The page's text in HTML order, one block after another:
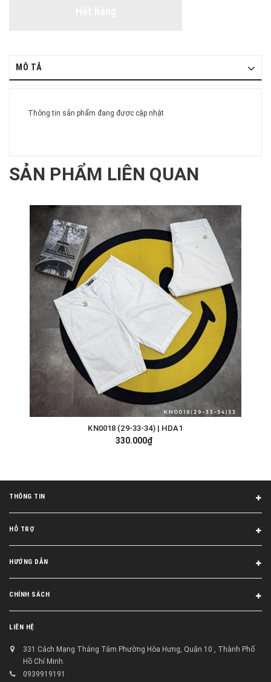
MÔ TẢ
Thông tin sản phẩm đang được cập nhật
SẢN PHẨM LIÊN QUAN
KN0018 (29-33-34) | HDA1
330.000₫
THÔNG TIN
HỖ TRỢ
HƯỚNG DẪN
CHÍNH SÁCH
LIÊN HỆ
331 Cách Mạng Tháng Tám Phường Hòa Hưng, Quận 10 , Thành Phố
Hồ Chí Minh.
0939919191